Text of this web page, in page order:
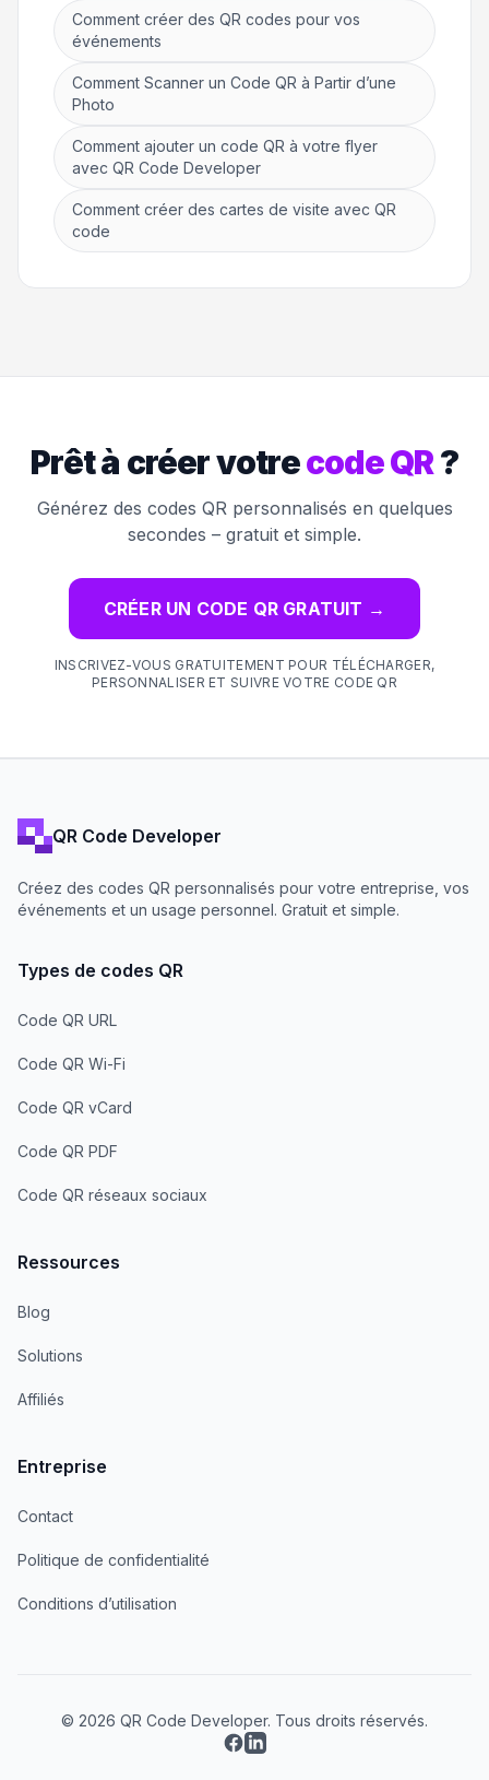
Comment créer des QR codes pour vos
événements
Comment Scanner un Code QR à Partir d’une
Photo
Comment ajouter un code QR à votre flyer
avec QR Code Developer
Comment créer des cartes de visite avec QR
code
Prêt à créer votrecode QR?
Générez des codes QR personnalisés en quelques
secondes – gratuit et simple.
CRÉER UN CODE QR GRATUIT →
INSCRIVEZ-VOUS GRATUITEMENT POUR TÉLÉCHARGER,
PERSONNALISER ET SUIVRE VOTRE CODE QR
QR Code Developer
Créez des codes QR personnalisés pour votre entreprise, vos
événements et un usage personnel. Gratuit et simple.
Types de codes QR
Code QR URL
Code QR Wi-Fi
Code QR vCard
Code QR PDF
Code QR réseaux sociaux
Ressources
Blog
Solutions
Affiliés
Entreprise
Contact
Politique de confidentialité
Conditions d’utilisation
© 2026 QR Code Developer. Tous droits réservés.